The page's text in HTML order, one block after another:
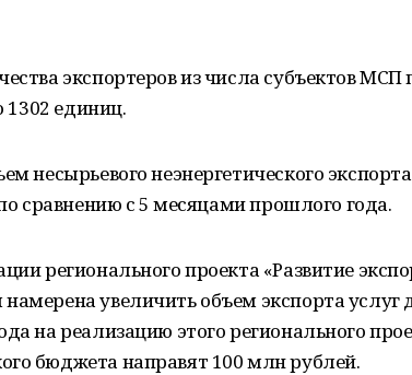
экспортеров из числа субъектов
1302 единиц.
несырьевого неэнергетического
сравнению с 5 месяцами прошлого года.
регионального проекта «Развитие
увеличить объем экспорта
на реализацию этого регионального
бюджета направят 100 млн рублей.